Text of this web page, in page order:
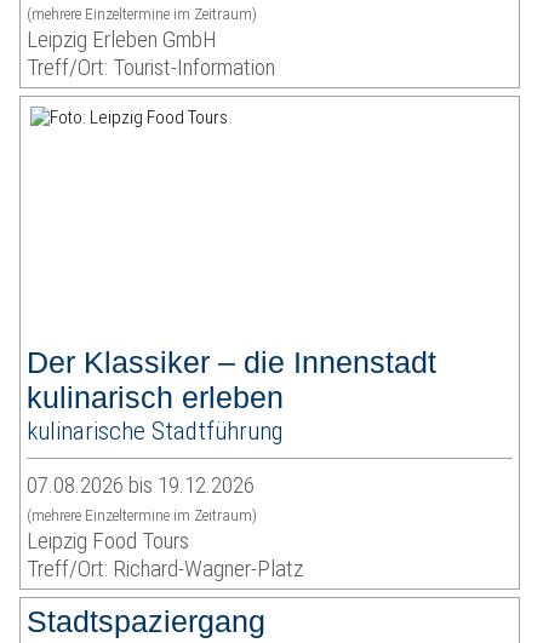
(mehrere Einzeltermine im Zeitraum)
Leipzig Erleben GmbH
Treff/Ort: Tourist-Information
Der Klassiker – die Innenstadt
kulinarisch erleben
kulinarische Stadtführung
07.08.2026 bis 19.12.2026
(mehrere Einzeltermine im Zeitraum)
Leipzig Food Tours
Treff/Ort: Richard-Wagner-Platz
Stadtspaziergang